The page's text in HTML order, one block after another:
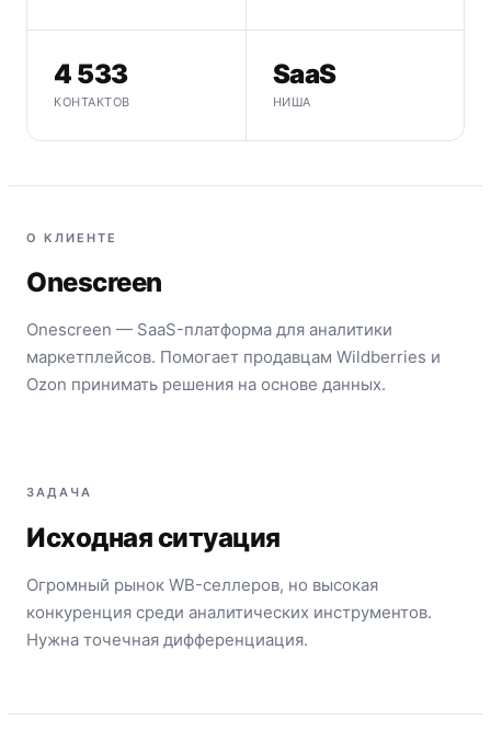
4 533
КОНТАКТОВ
SaaS
НИША
О КЛИЕНТЕ
Onescreen
Onescreen — SaaS-платформа для аналитики
маркетплейсов. Помогает продавцам Wildberries и
Ozon принимать решения на основе данных.
ЗАДАЧА
Исходная ситуация
Огромный рынок WB-селлеров, но высокая
конкуренция среди аналитических инструментов.
Нужна точечная дифференциация.